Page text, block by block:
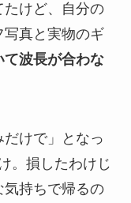
たけど、自分の
写真と実物のギ
て波長が合わな
けで」となっ
。損したわけじ
気持ちで帰るの